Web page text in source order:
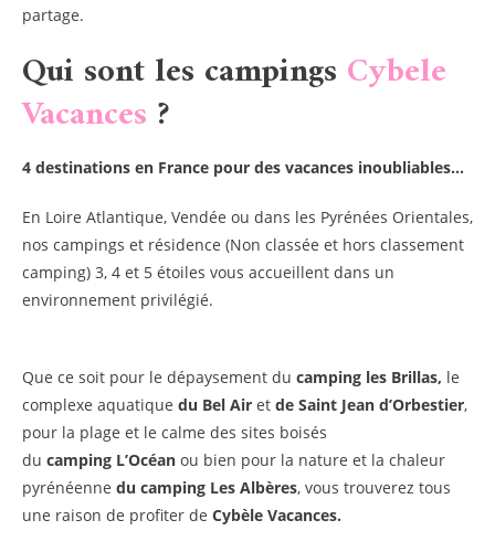
partage.
Qui sont les campings Cybele
Vacances ?
4 destinations en France pour des vacances inoubliables…
En Loire Atlantique, Vendée ou dans les Pyrénées Orientales,
nos campings et résidence (Non classée et hors classement
camping) 3, 4 et 5 étoiles vous accueillent dans un
environnement privilégié.
Que ce soit pour le dépaysement du camping les Brillas, le
complexe aquatique du Bel Air et de Saint Jean d’Orbestier,
pour la plage et le calme des sites boisés
du camping L’Océan ou bien pour la nature et la chaleur
pyrénéenne du camping Les Albères, vous trouverez tous
une raison de profiter de Cybèle Vacances.